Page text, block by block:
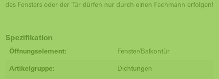
des Fensters oder der Tür dürfen nur durch einen Fachmann erfolgen!
Spezifikation
Öffnungselement: Fenster/Balkontür
Artikelgruppe: Dichtungen